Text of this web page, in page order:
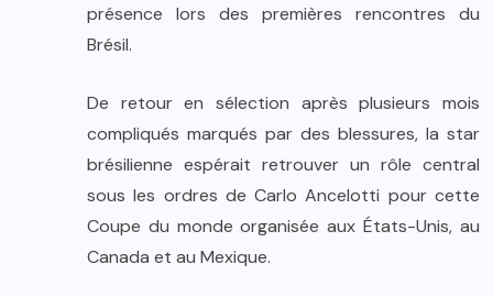
présence lors des premières rencontres du
Brésil.
De retour en sélection après plusieurs mois
compliqués marqués par des blessures, la star
brésilienne espérait retrouver un rôle central
sous les ordres de Carlo Ancelotti pour cette
Coupe du monde organisée aux États-Unis, au
Canada et au Mexique.